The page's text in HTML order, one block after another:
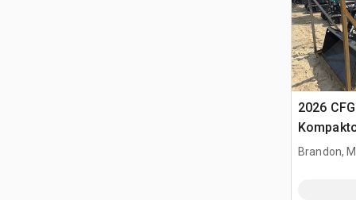
2026
Brandon,